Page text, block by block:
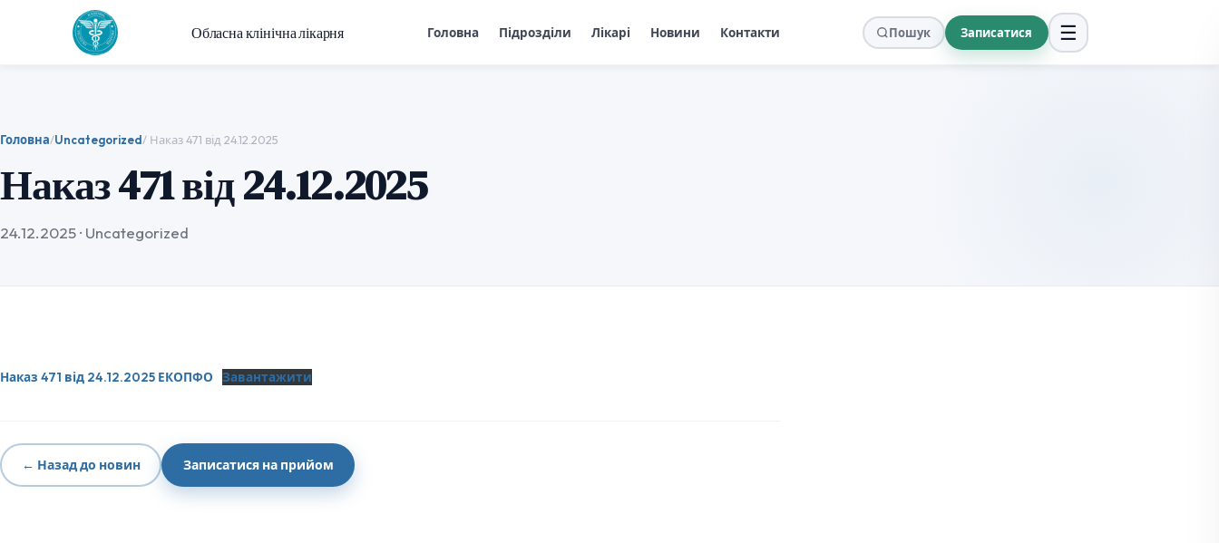
Обласна клінічна лікарня Головна Підрозділи Лікарі Новини Контакти Пошук Записатися ☰
Головна/Uncategorized/ Наказ 471 від 24.12.2025
Наказ 471 від 24.12.2025
24.12.2025· Uncategorized
Наказ 471 від 24.12.2025 ЕКОПФО Завантажити
← Назад до новин Записатися на прийом